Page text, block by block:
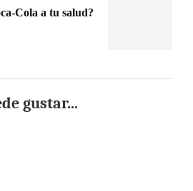
Cola a tu salud?
gustar...